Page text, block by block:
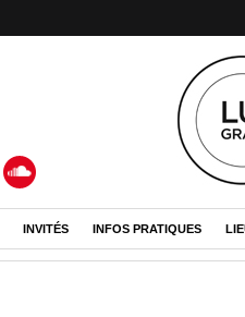
INVITÉS INFOS PRATIQUES